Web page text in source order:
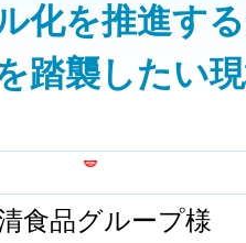
化を推進す
踏襲したい
食品グループ様